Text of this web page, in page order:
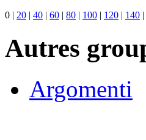
0 | 20 | 40 | 60 | 80 | 100 | 120 | 140 |
Autres
Argomenti